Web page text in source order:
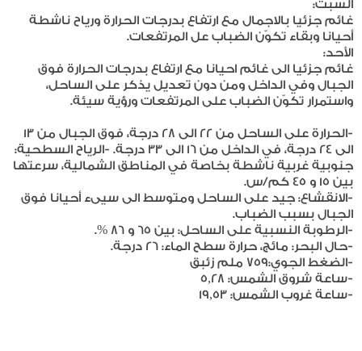
السبت:
غائم جزئيا بالاجمال مع ارتفاع بدرجات الحرارة ورياح ناشطة
أحيانا وبقاء تكوّن الضباب عل المرتفعات.
الأحد:
غائم جزئيا الى غائم احيانا مع ارتفاع بدرجات الحرارة فوق
الجبال وفي الداخل ومن دون تعديل يذكر على الساحل،
واستمرار تكوّن الضباب على المرتفعات ورؤية سيئة.
-الحرارة على الساحل من 22 الى 28 درجة، فوق الجبال من 13
الى 24 درجة، في الداخل من 16 الى 33 درجة. -الرياح السطحية:
جنوبية غربية ناشطة بخاصة في المناطق الشمالية، سرعتها
بين 15 و 45 كم/س.
-الانقشاع: جيد على الساحل ومتوسط الى سيىء أحيانا فوق
الجبال بسبب الضباب.
-الرطوبة النسبية على الساحل: بين 65 و 86 %.
-حال البحر: مائج، حرارة سطح الماء: 26 درجة.
-الضغط الجوي:759 ملم زئبق
-ساعة شروق الشمس: 5,28
-ساعة غروب الشمس: 19,53